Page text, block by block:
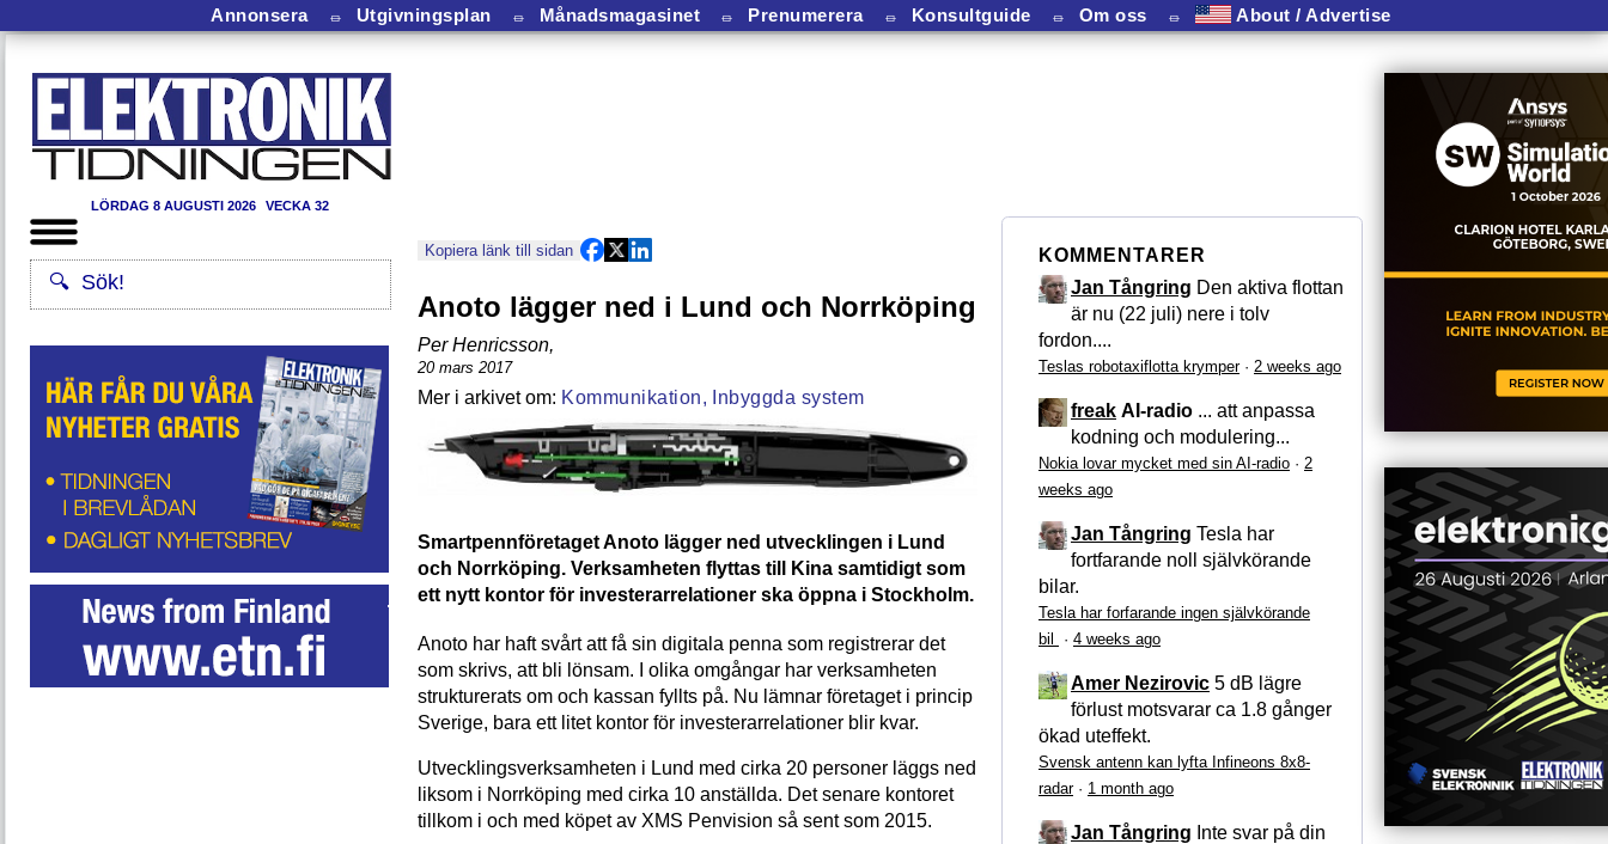
Annonsera ⏛ Utgivningsplan ⏛ Månadsmagasinet ⏛ Prenumerera ⏛ Konsultguide ⏛ Om oss ⏛ About / Advertise
LÖRDAG 8 AUGUSTI 2026 VECKA 32
Kopiera länk till sidan
Anoto lägger ned i Lund och Norrköping
Per Henricsson,
20 mars 2017
Kommunikation, Inbyggda system
Smartpennföretaget Anoto lägger ned utvecklingen i Lund
och Norrköping. Verksamheten flyttas till Kina samtidigt som
ett nytt kontor för investerarrelationer ska öppna i Stockholm.
Anoto har haft svårt att få sin digitala penna som registrerar det
som skrivs, att bli lönsam. I olika omgångar har verksamheten
strukturerats om och kassan fyllts på. Nu lämnar företaget i princip
Sverige, bara ett litet kontor för investerarrelationer blir kvar.
Utvecklingsverksamheten i Lund med cirka 20 personer läggs ned
liksom i Norrköping med cirka 10 anställda. Det senare kontoret
tillkom i och med köpet av XMS Penvision så sent som 2015.
KOMMENTARER
Jan Tångring Den aktiva flottan
är nu (22 juli) nere i tolv
fordon....
Teslas robotaxiflotta krymper· 2 weeks ago
freak AI-radio ... att anpassa
kodning och modulering...
Nokia lovar mycket med sin AI-radio · 2
weeks ago
Jan Tångring Tesla har
fortfarande noll självkörande
bilar.
Tesla har forfarande ingen självkörande
bil
· 4 weeks ago
Amer Nezirovic 5 dB lägre
förlust motsvarar ca 1.8 gånger
ökad uteffekt.
Svensk antenn kan lyfta Infineons 8x8-
radar· 1 month ago
Jan Tångring Inte svar på din